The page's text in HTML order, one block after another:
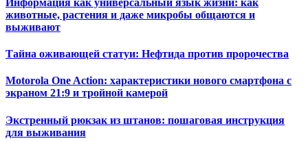
животные, растения и даже микробы общаются и
выживают
Тайна оживающей статуи: Нефтида против пророчества
Motorola One Action: характеристики нового смартфона с
экраном 21:9 и тройной камерой
Экстренный рюкзак из штанов: пошаговая инструкция
для выживания